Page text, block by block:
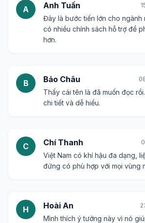
A Anh Tuấn
Đây là bước tiến lớn cho ngành
có nhiều chính sách hỗ trợ để
hơn.
B Bảo Châu
Thấy cái tên là đã muốn đọc
chi tiết và dễ hiểu.
C Chí Thanh
Việt Nam có khí hậu đa dạng,
đứng có phù hợp với mọi vùng
H Hoài An
Mình thích ý tưởng này vì nó